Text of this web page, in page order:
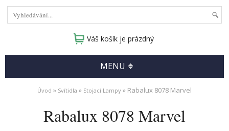
Váš košík je prázdný
MENU
Úvod » Svítidla » Stojací Lampy » Rabalux 8078 Marvel
Rabalux 8078 Marvel